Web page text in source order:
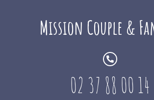
Mission Couple &
02 37 88 00 14